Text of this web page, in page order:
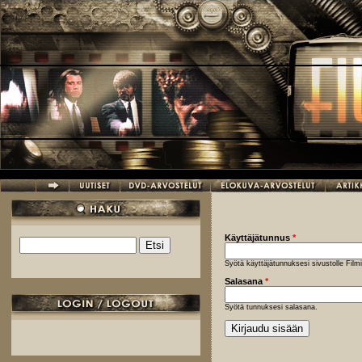
Hyppää pääsisältöön
Hakulomake
Käyttäjätunnus *
Syötä käyttäjätunnuksesi sivustolle
Salasana *
Syötä tunnuksesi salasana.